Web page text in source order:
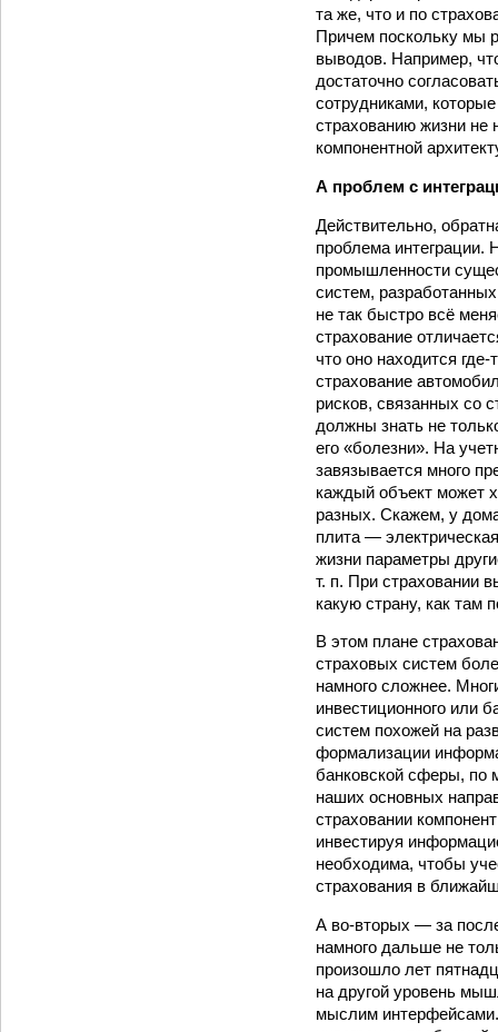
та же, что и по
Причем поскольку мы
выводов. Например,
достаточно
сотрудниками,
страхованию жизни не
компонентной
А проблем с
Действительно,
проблема интеграции.
промышленности
систем,
не так быстро всё
страхование
что оно находится
страхование
рисков, связанных со
должны знать не
его «болезни». На
завязывается много
каждый объект может
разных. Скажем, у
плита —
жизни параметры
т. п. При страховании
какую страну, как там
В этом плане
страховых систем
намного сложнее.
инвестиционного или
систем похожей на
формализации
банковской сферы, по
наших основных
страховании
инвестируя
необходима, чтобы
страхования в
А во-вторых — за
намного дальше не
произошло лет
на другой уровень
мыслим интерфейсами.